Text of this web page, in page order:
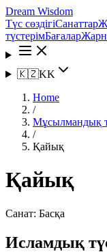
Dream Wisdom
Түс сөздігіСанаттар
түстерімБағалар
🇰🇿KK
Home
/
Мұсылмандық
/
Қайық
Қайық
Санат: Басқа
Исламдық